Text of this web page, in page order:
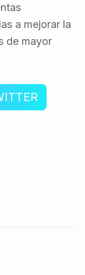
a mejorar la
de mayor